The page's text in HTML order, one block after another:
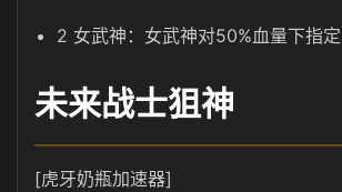
2 女武神：女武神对50%血量下指
未来战士狙神
[虎牙奶瓶加速器]